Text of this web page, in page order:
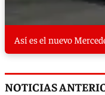
Así es el nuevo
NOTICIAS